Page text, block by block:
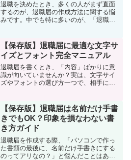
退職を決めたとき、多くの人がまず直面
するのが、退職届の作成方法に関する悩
みです。中でも特に多いのが、「退職届
ド）で作成してもマナー違反にならない
のか？」という疑問で...
【保存版】退職届に最適な文字サ
イズとフォント完全マニュアル
退職届を書くとき、「内容」ばかりに意
識が向いていませんか？実は、文字サイ
ズやフォントの選び方一つで、相手に与
アルで失礼に見える」こうした見落とし
が、せっかくの誠意を台無...
【保存版】退職届は名前だけ手書
きでもOK？印象を損なわない書
き方ガイド
退職届を作成する際、「パソコンで作っ
た書類の最後に、名前だけ手書きにする
のってアリなの？」と悩んだことはあり